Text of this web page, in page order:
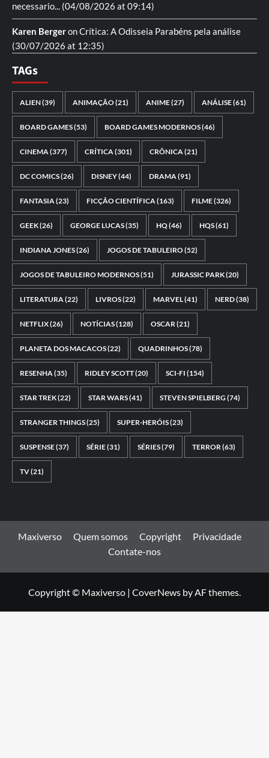
necessario... (04/08/2026 at 09:14)
Karen BergeronCrítica: A Odisseia Parabéns pela análise
(30/07/2026 at 12:35)
TAGs
ALIEN(39) ANIMAÇÃO(21) ANIME(27) ANÁLISE(61)
BOARD GAMES(53) BOARD GAMES MODERNOS(46)
CINEMA(377) CRÍTICA(301) CRÔNICA(21)
DC COMICS(26) DISNEY(44) DRAMA(91)
FANTASIA(23) FICÇÃO CIENTÍFICA(163) FILME(326)
GEEK(26) GEORGE LUCAS(35) HQ(46) HQS(61)
INDIANA JONES(26) JOGOS DE TABULEIRO(52)
JOGOS DE TABULEIRO MODERNOS(51) JURASSIC PARK(20)
LITERATURA(22) LIVROS(22) MARVEL(41) NERD(38)
NETFLIX(26) NOTÍCIAS(128) OSCAR(21)
PLANETA DOS MACACOS(22) QUADRINHOS(78)
RESENHA(35) RIDLEY SCOTT(20) SCI-FI (154)
STAR TREK(22) STAR WARS(41) STEVEN SPIELBERG (74)
STRANGER THINGS(25) SUPER-HERÓIS(23)
SUSPENSE(37) SÉRIE(31) SÉRIES(79) TERROR(63)
TV(21)
Maxiverso Quem somos Copyright
Privacidade
Contate-nos
Copyright © Maxiverso | CoverNews by AF themes.